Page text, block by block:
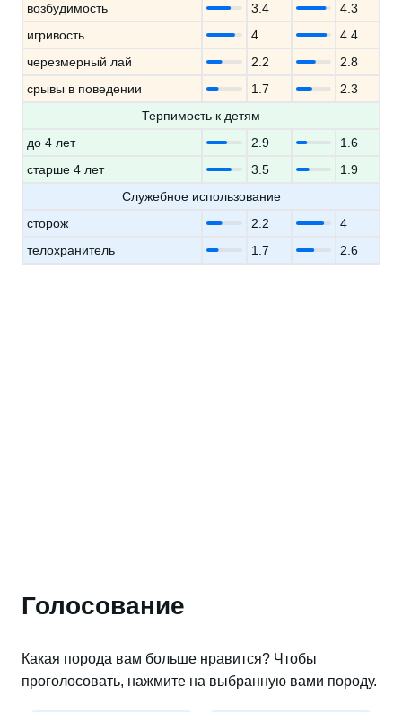
возбудимость
3.4
4.3
игривость
4
4.4
черезмерный лай
2.2
2.8
срывы в поведении
1.7
2.3
Терпимость к детям
до 4 лет
2.9
1.6
старше 4 лет
3.5
1.9
Служебное использование
сторож
2.2
4
телохранитель
1.7 2.6
Голосование
Какая порода вам больше нравится? Чтобы
проголосовать, нажмите на выбранную вами породу.